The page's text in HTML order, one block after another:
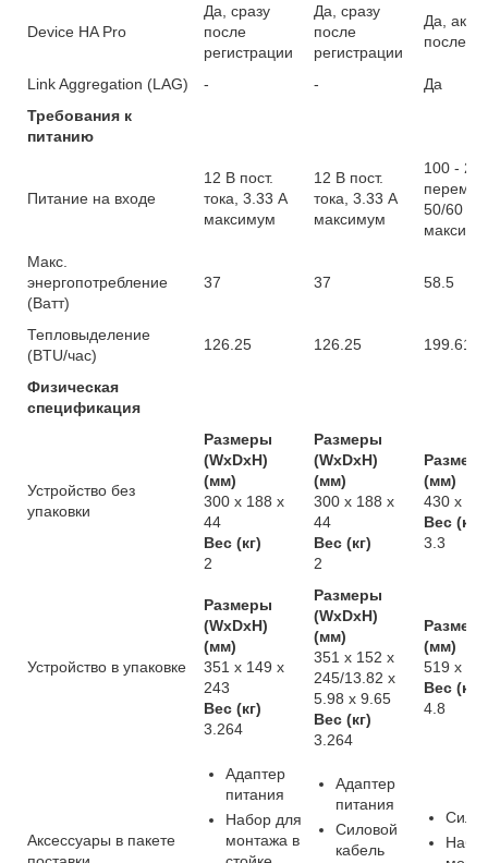
Device HA Pro
Да, сразу
после
регистрации
Да, сразу
после
регистрации
Да,
после
Link Aggregation (LAG) - -
Да
Требования к
питанию
Питание на входе
12 В пост.
тока, 3.33 А
максимум
12 В пост.
тока, 3.33 А
максимум
100 -
50/60
Макс.
энергопотребление
(Ватт)
37 37 58.5
Тепловыделение
(BTU/час)
126.25 126.25 199.61
Физическая
спецификация
Устройство без
упаковки
Размеры
(WxDxH)
(мм)
300 x 188 x
44
Вес (кг)
2
Размеры
(WxDxH)
(мм)
300 x 188 x
44
Вес (кг)
2
(мм)
430 x
Вес (кг)
3.3
Устройство в упаковке
Размеры
(WxDxH)
(мм)
351 x 149 x
243
Вес (кг)
3.264
Размеры
(WxDxH)
(мм)
351 x 152 x
245/13.82 x
5.98 x 9.65
Вес (кг)
3.264
(мм)
519 x
Вес (кг)
4.8
Аксессуары в пакете
Адаптер
питания
Набор для
монтажа в
Адаптер
питания
Силовой
кабель